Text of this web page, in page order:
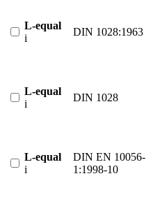
L-equal
i
DIN 1028:1963
L-equal
i
DIN 1028
L-equal
i
DIN EN 10056-
1:1998-10